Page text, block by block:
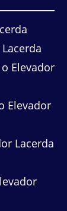
Elevador
Elevador
Lacerda